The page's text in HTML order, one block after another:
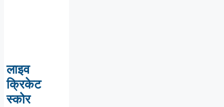
लाइव
क्रिकेट
स्कोर